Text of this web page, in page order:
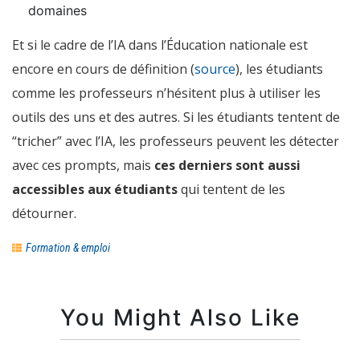
domaines
Et si le cadre de l’IA dans l’Éducation nationale est
encore en cours de définition (source), les étudiants
comme les professeurs n’hésitent plus à utiliser les
outils des uns et des autres. Si les étudiants tentent de
“tricher” avec l’IA, les professeurs peuvent les détecter
avec ces prompts, mais ces derniers sont aussi
accessibles aux étudiantsqui tentent de les
détourner.
Formation & emploi
You Might Also Like